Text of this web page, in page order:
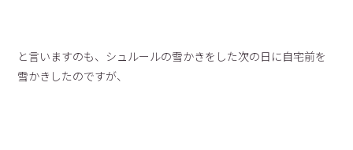
と言いますのも、シュルールの雪かきをした次の日に自宅前を
雪かきしたのですが、